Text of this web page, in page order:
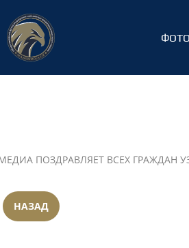
ПОЗДРАВЛЯЕТ ВСЕХ ГРАЖДАН
НАЗАД